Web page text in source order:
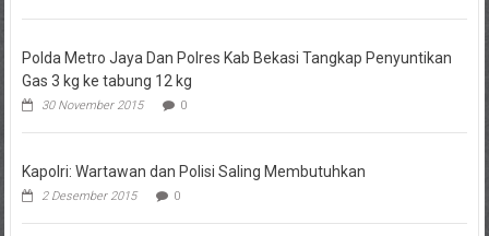
Polda Metro Jaya Dan Polres Kab Bekasi Tangkap Penyuntikan
Gas 3 kg ke tabung 12 kg
30 November 2015 0
Kapolri: Wartawan dan Polisi Saling Membutuhkan
2 Desember 2015 0